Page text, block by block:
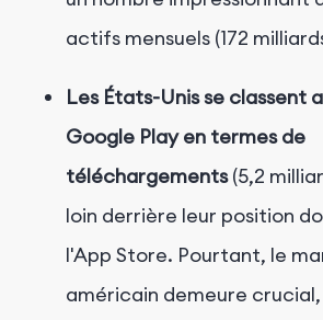
actifs mensuels (172
Les États-Unis se classent
Google Play en termes de
téléchargements (5,2
loin derrière leur position
l'App Store. Pourtant, le
américain demeure